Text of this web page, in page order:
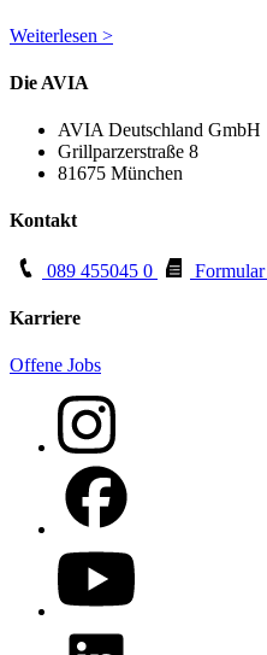
Weiterlesen >
Die AVIA
AVIA Deutschland GmbH
Grillparzerstraße 8
81675 München
Kontakt
089 455045 0 Formular
Karriere
Offene Jobs